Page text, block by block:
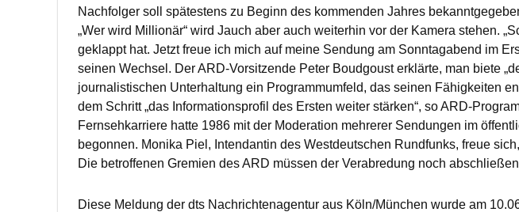
Nachfolger soll spätestens zu Beginn des kommenden Jahres
„Wer wird Millionär“ wird Jauch aber auch weiterhin vor der Kamera stehen.
geklappt hat. Jetzt freue ich mich auf meine Sendung am Sonntagabend im
seinen Wechsel. Der ARD-Vorsitzende Peter Boudgoust erklärte, man biete
journalistischen Unterhaltung ein Programmumfeld, das seinen Fähigkeiten
dem Schritt „das Informationsprofil des Ersten weiter stärken“, so ARD-
Fernsehkarriere hatte 1986 mit der Moderation mehrerer Sendungen im
begonnen. Monika Piel, Intendantin des Westdeutschen Rundfunks, freue
Die betroffenen Gremien des ARD müssen der Verabredung noch
Diese Meldung der dts Nachrichtenagentur aus Köln/München wurde am